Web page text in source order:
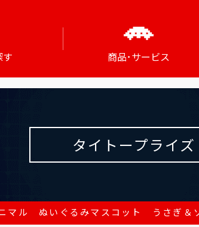
す 商品･サービス
タイトープライズ
マル ぬいぐるみマスコット うさぎ＆